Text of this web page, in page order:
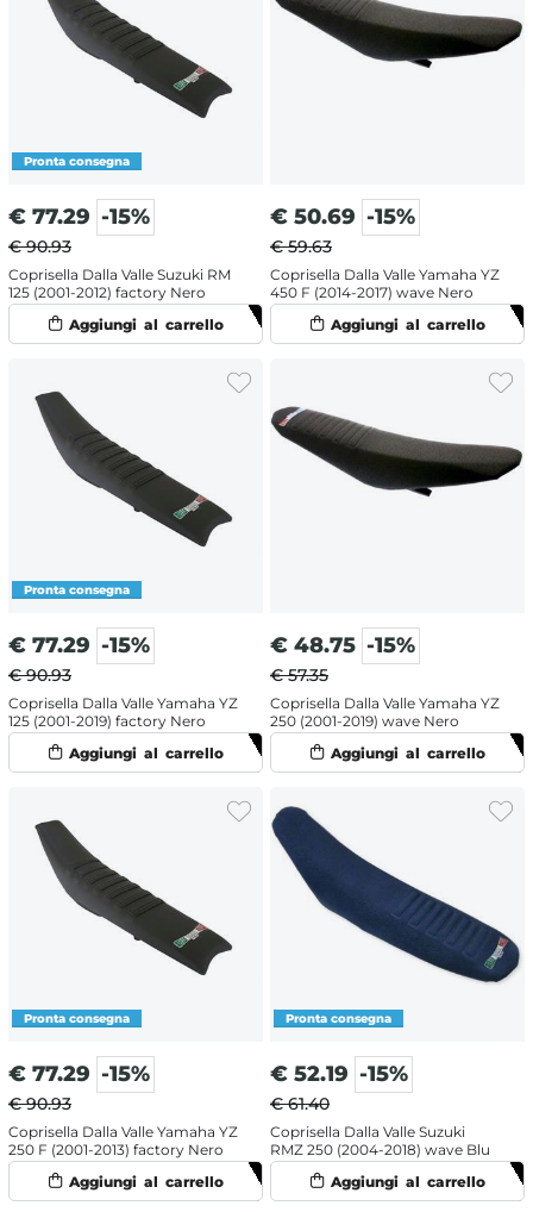
€ 77.29 -15%
€ 90.93
Coprisella Dalla Valle Suzuki RM
125 (2001-2012) factory Nero
€ 50.69 -15%
€ 59.63
Coprisella Dalla Valle Yamaha YZ
450 F (2014-2017) wave Nero
€ 77.29 -15%
€ 90.93
Coprisella Dalla Valle Yamaha YZ
125 (2001-2019) factory Nero
€ 48.75 -15%
€ 57.35
Coprisella Dalla Valle Yamaha YZ
250 (2001-2019) wave Nero
€ 77.29 -15%
€ 90.93
Coprisella Dalla Valle Yamaha YZ
250 F (2001-2013) factory Nero
€ 52.19 -15%
€ 61.40
Coprisella Dalla Valle Suzuki
RMZ 250 (2004-2018) wave Blu